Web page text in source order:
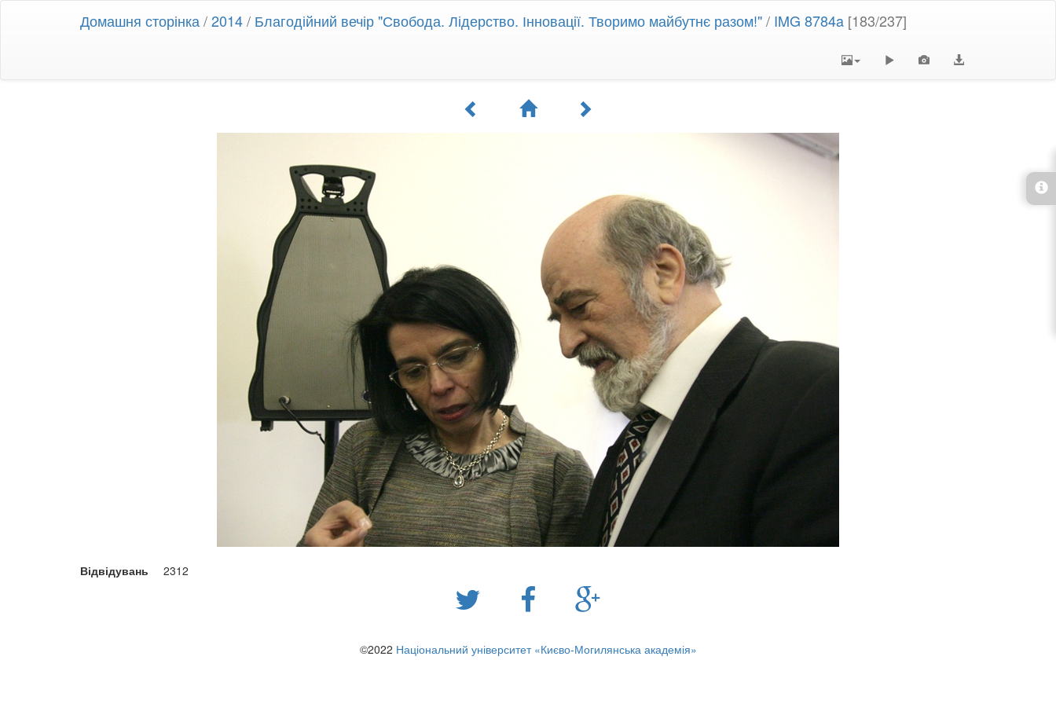
Домашня сторінка /2014/ Благодійний вечір "Свобода. Лідерство. Інновації. Творимо майбутнє разом!"/ IMG 8784a [183/237]
Відвідувань 2312
©2022 Національний університет «Києво-Могилянська академія»